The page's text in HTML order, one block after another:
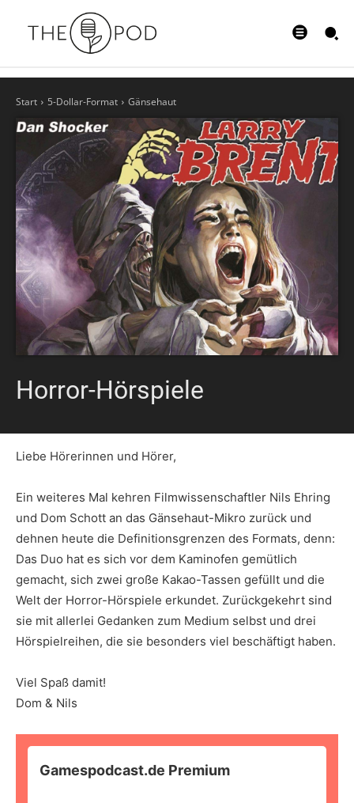
Start 5-Dollar-Format Gänsehaut
Horror-Hörspiele
Liebe Hörerinnen und Hörer,
Ein weiteres Mal kehren Filmwissenschaftler Nils Ehring
und Dom Schott an das Gänsehaut-Mikro zurück und
dehnen heute die Definitionsgrenzen des Formats, denn:
Das Duo hat es sich vor dem Kaminofen gemütlich
gemacht, sich zwei große Kakao-Tassen gefüllt und die
Welt der Horror-Hörspiele erkundet. Zurückgekehrt sind
sie mit allerlei Gedanken zum Medium selbst und drei
Hörspielreihen, die sie besonders viel beschäftigt haben.
Viel Spaß damit!
Dom & Nils
Gamespodcast.de Premium